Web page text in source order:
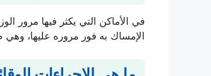
في الأماكن التي يكثر فيها مرور
الإمساك به فور مروره عليها،